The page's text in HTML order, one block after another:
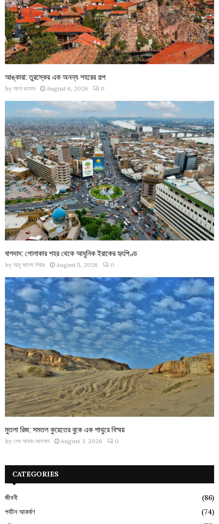
আঙ্কারা: তুরস্কের এক অনন্য শহরের গল্প
by আশা রহমান August 6, 2026 0
বাগদাদ: গোলাকার শহর থেকে আধুনিক ইরাকের হৃৎপিণ্ড
by আবু সালেহ পিয়ার August 5, 2026 0
মুতলা রিজ: সমতল কুয়েতের বুকে এক পাথুরে বিস্ময়
by শেখ আহাদ আহসান August 3, 2026 0
CATEGORIES
জীবনী
(86)
পর্যটন আকর্ষণ
(74)